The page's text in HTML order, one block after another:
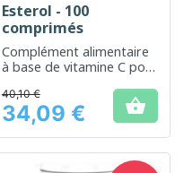
Esterol - 100
comprimés
Complément alimentaire
à base de vitamine C pour
immunitaire
Prix
40,10 €
34,09 € 